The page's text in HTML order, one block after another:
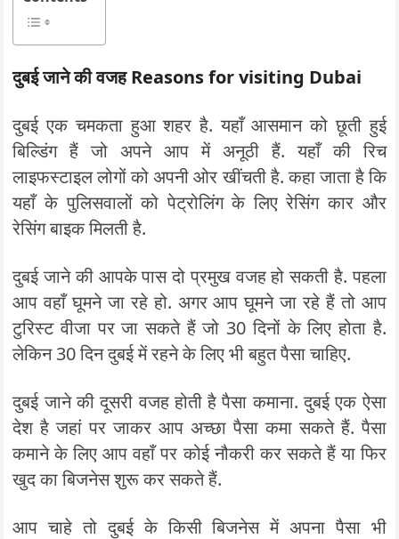
दुबई जाने की वजह Reasons for visiting Dubai
दुबई एक चमकता हुआ शहर है. यहाँ आसमान को छूती हुई
बिल्डिंग हैं जो अपने आप में अनूठी हैं. यहाँ की रिच
लाइफस्टाइल लोगों को अपनी ओर खींचती है. कहा जाता है कि
यहाँ के पुलिसवालों को पेट्रोलिंग के लिए रेसिंग कार और
रेसिंग बाइक मिलती है.
दुबई जाने की आपके पास दो प्रमुख वजह हो सकती है. पहला
आप वहाँ घूमने जा रहे हो. अगर आप घूमने जा रहे हैं तो आप
टुरिस्ट वीजा पर जा सकते हैं जो 30 दिनों के लिए होता है.
लेकिन 30 दिन दुबई में रहने के लिए भी बहुत पैसा चाहिए.
दुबई जाने की दूसरी वजह होती है पैसा कमाना. दुबई एक ऐसा
देश है जहां पर जाकर आप अच्छा पैसा कमा सकते हैं. पैसा
कमाने के लिए आप वहाँ पर कोई नौकरी कर सकते हैं या फिर
खुद का बिजनेस शुरू कर सकते हैं.
आप चाहे तो दुबई के किसी बिजनेस में अपना पैसा भी